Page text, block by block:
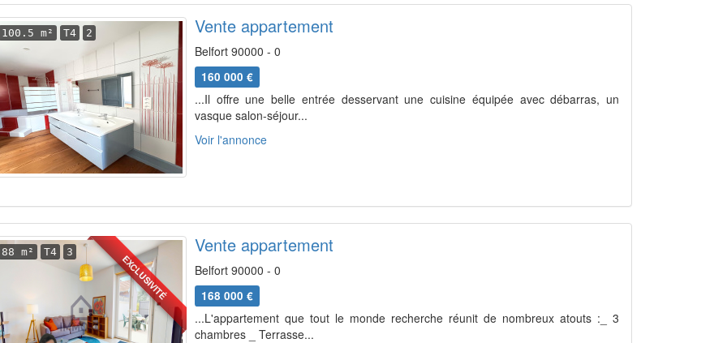
100.5 m² T4 2 Vente appartement
Belfort 90000 - 0
160 000 €
...Il offre une belle entrée desservant une cuisine équipée avec débarras, un
vasque salon-séjour...
Voir l'annonce
EXCLUSIVITÉ
88 m² T4 3 Vente appartement
Belfort 90000 - 0
168 000 €
...L'appartement que tout le monde recherche réunit de nombreux atouts :_ 3
chambres _ Terrasse...